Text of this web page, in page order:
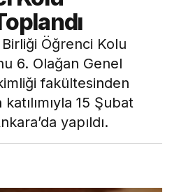
Öğrenci Kolu
6. Olağan Genel
fakültesinden
15 Şubat
yapıldı.